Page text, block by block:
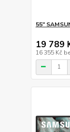
55"
19 789
16 355 Kč